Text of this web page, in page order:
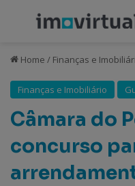
Menu
Home / Finanças e
Finanças e Imobiliário
Câmara do
concurso